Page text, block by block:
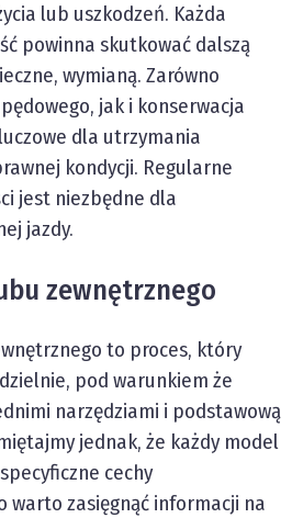
lub uszkodzeń. Każda
powinna skutkować dalszą
wymianą. Zarówno
jak i konserwacja
dla utrzymania
kondycji. Regularne
jest niezbędne dla
jazdy.
zewnętrznego
to proces, który
pod warunkiem że
narzędziami i podstawową
jednak, że każdy model
cechy
warto zasięgnąć informacji na